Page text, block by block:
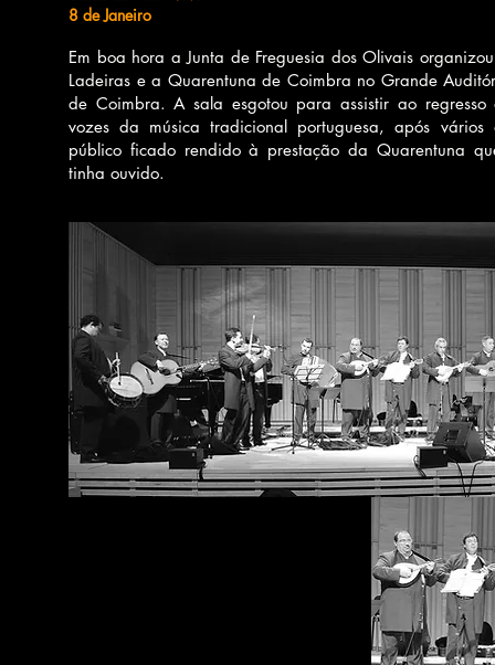
8 de Janeiro
Em boa hora a Junta de Freguesia dos Olivais
Ladeiras e a Quarentuna de Coimbra no Grande
de Coimbra. A sala esgotou para assistir ao
vozes da música tradicional portuguesa, após
público ficado rendido à prestação da Quarentuna
tinha ouvido.